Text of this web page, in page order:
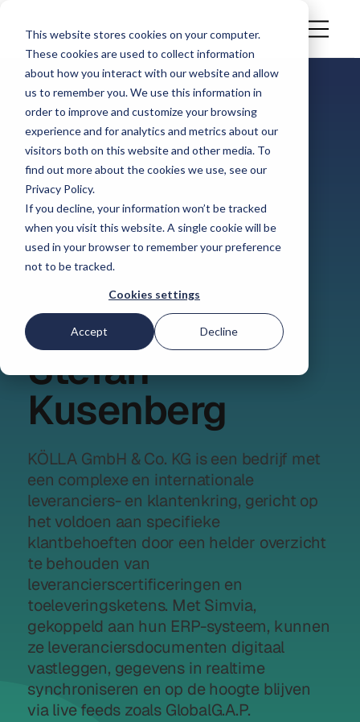
This website stores cookies on your computer.
These cookies are used to collect information
about how you interact with our website and allow
us to remember you. We use this information in
order to improve and customize your browsing
experience and for analytics and metrics about our
visitors both on this website and other media. To
find out more about the cookies we use, see our
Privacy Policy.
If you decline, your information won’t be tracked
when you visit this website. A single cookie will be
used in your browser to remember your preference
not to be tracked.
Cookies settings
Accept Decline
CASESTUDIE
De ERP-
integratie van
KÖLLA met
Simvia: een
gesprek met
Stefan
Kusenberg
KÖLLA GmbH & Co. KG is een bedrijf met
een complexe en internationale
leveranciers- en klantenkring, gericht op
het voldoen aan specifieke
klantbehoeften door een helder overzicht
te behouden van
leverancierscertificeringen en
toeleveringsketens. Met Simvia,
gekoppeld aan hun ERP-systeem, kunnen
ze leveranciersdocumenten digitaal
vastleggen, gegevens in realtime
synchroniseren en op de hoogte blijven
via live feeds zoals GlobalG.A.P.